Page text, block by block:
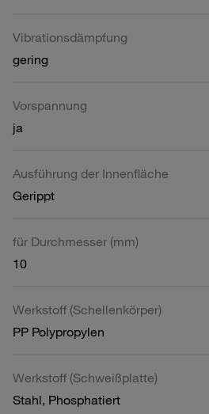
Vibrationsdämpfung
gering
Vorspannung
ja
Ausführung der Innenfläche
Gerippt
für Durchmesser (mm)
10
Werkstoff (Schellenkörper)
PP Polypropylen
Werkstoff (Schweißplatte)
Stahl, Phosphatiert